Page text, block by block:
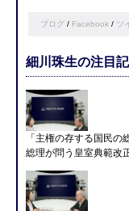
ブログ / Facebook / ツ
細川珠生の注目
「主権の存する国民
総理が問う皇室典範改